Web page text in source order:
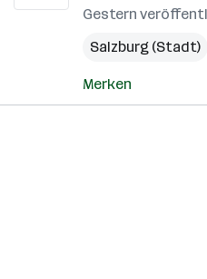
Gestern
Salzburg (Stadt)
Merken